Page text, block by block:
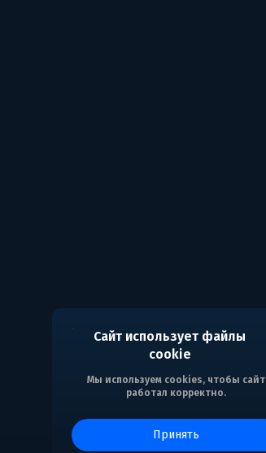
Сайт использует файлы
cookie
Мы используем cookies, чтобы сайт
работал корректно.
принять